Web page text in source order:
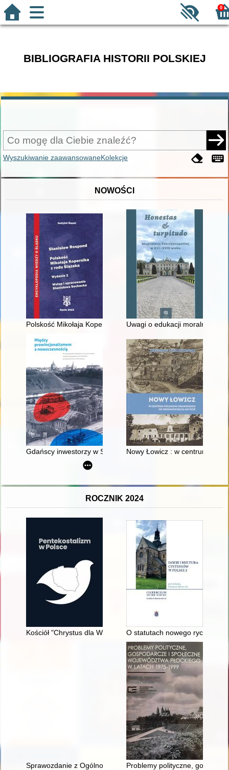
0
BIBLIOGRAFIA HISTORII POLSKIEJ
Wyszukiwanie zaawansowaneKolekcje
NOWOŚCI
Polskość Mikołaja Kopernika z rodu ŚlązakaUwagi o edukacji moralnej
Gdańscy inwestorzy w Sopocie : prestiż finansowy i
Nowy Łowicz : w centrum
ROCZNIK 2024
Kościół "Chrystus dla Wszystkich" w Rzeczypospolitej Polskiej
O statutach nowego rycerstwa
Sprawozdanie z Ogólnopolskiej Konferencji Naukowej
Problemy polityczne,